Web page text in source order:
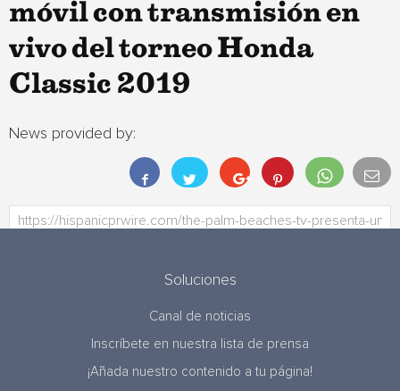
móvil con transmisión en
vivo del torneo Honda
Classic 2019
News provided by:
Soluciones
Canal de noticias
Inscríbete en nuestra lista de prensa
¡Añada nuestro contenido a tu página!